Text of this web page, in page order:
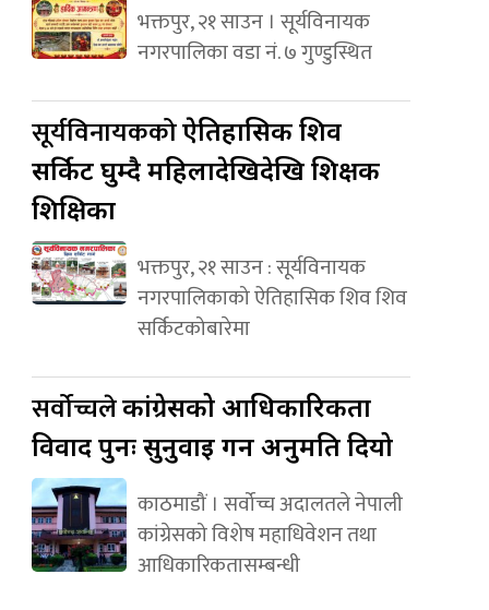
भक्तपुर, २१ साउन । सूर्यविनायक
नगरपालिका वडा नं. ७ गुण्डुस्थित
सूर्यविनायककोऐतिहासिक शिव
सर्किट घुम्दै महिलादेखिदेखि शिक्षक
शिक्षिका
भक्तपुर, २१ साउन : सूर्यविनायक
नगरपालिकाको ऐतिहासिक शिव शिव
सर्किटकोबारेमा
सर्वोच्चलेकांग्रेसको आधिकारिकता
विवाद पुनः सुनुवाइ गर्न अनुमति दियो
काठमाडौं । सर्वोच्च अदालतले नेपाली
कांग्रेसको विशेष महाधिवेशन तथा
आधिकारिकतासम्बन्धी